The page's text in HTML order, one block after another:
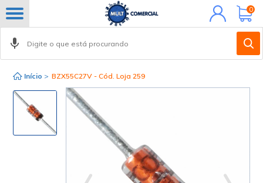
Minha
conta
0
Início > BZX55C27V - Cód. Loja 259